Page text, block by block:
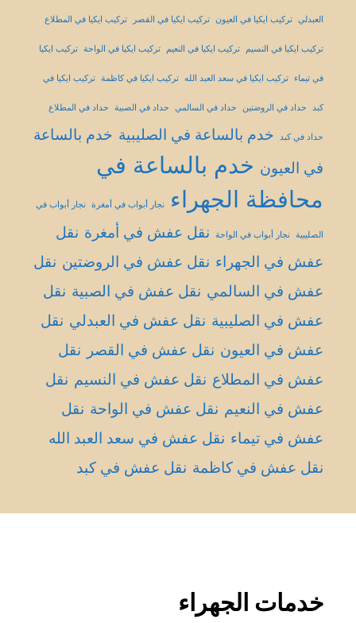
العبدلي تركيب ايكيا في العيون تركيب ايكيا في القصر تركيب ايكيا في المطلاع
تركيب ايكيا في النسيم تركيب ايكيا في النعيم تركيب ايكيا في الواحة تركيب ايكيا
في تيماء تركيب ايكيا في سعد العبد الله تركيب ايكيا في كاظمة تركيب ايكيا في
كبد حداد في الروضتين حداد في السالمي حداد في الصبية حداد في المطلاع
حداد في كبد خدم بالساعة في الصليبية خدم بالساعة
في العيون خدم بالساعة في
محافظة الجهراء
نجار أبواب في أمغرة نجار أبواب في
الصليبية نجار أبواب في الواحة نقل عفش في أمغرة نقل
عفش في الجهراء نقل عفش في الروضتين نقل
عفش في السالمي نقل عفش في الصبية نقل
عفش في الصليبية نقل عفش في العبدلي نقل
عفش في العيون نقل عفش في القصر
نقل
عفش في المطلاع نقل عفش في النسيم نقل
عفش في النعيم نقل عفش في الواحة نقل
عفش في تيماء نقل عفش في سعد العبد الله
نقل عفش في كاظمة نقل عفش في كبد
خدمات الجهراء